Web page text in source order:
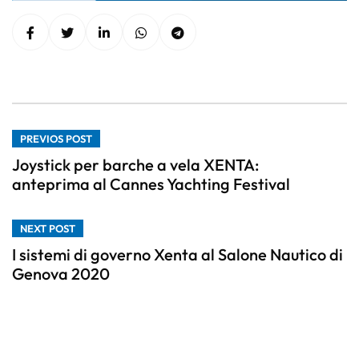
PREVIOS POST
Joystick per barche a vela XENTA:
anteprima al Cannes Yachting Festival
NEXT POST
I sistemi di governo Xenta al Salone Nautico di
Genova 2020